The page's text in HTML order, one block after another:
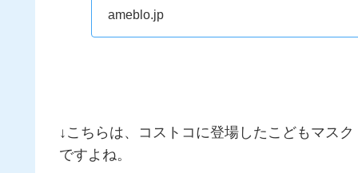
ameblo.jp
↓こちらは、コストコに登場したこどもマス
ですよね。